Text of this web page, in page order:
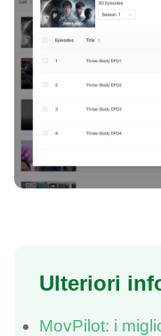
Ulteriori
MovPilot: i